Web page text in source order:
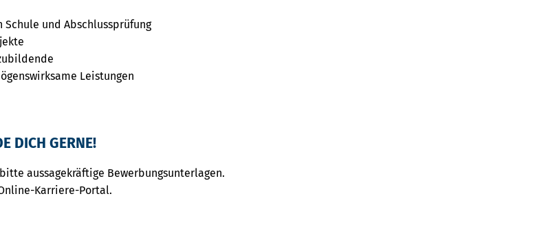
und Abschlussprüfung
Leistungen
DICH GERNE!
aussagekräftige Bewerbungsunterlagen.
Karriere-Portal.